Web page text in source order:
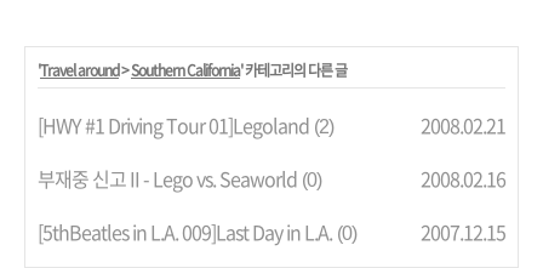
'Travel around>Southern California' 카테고리의 다른 글
[HWY #1 Driving Tour 01]Legoland (2)
2008.02.21
부재중 신고 II - Lego vs. Seaworld (0)
2008.02.16
[5thBeatles in L.A. 009]Last Day in L.A. (0) 2007.12.15